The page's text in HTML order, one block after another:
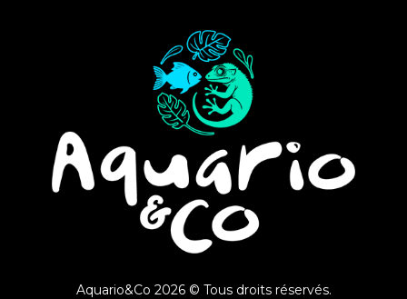
Aquario&Co 2026 © Tous droits réservés.